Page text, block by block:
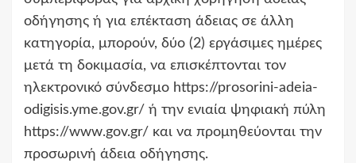
οδήγησης ή για επέκταση άδειας σε άλλη
κατηγορία, μπορούν, δύο (2) εργάσιμες ημέρες
μετά τη δοκιμασία, να επισκέπτονται τον
ηλεκτρονικό σύνδεσμο https://prosorini-adeia-
odigisis.yme.gov.gr/ ή την ενιαία ψηφιακή πύλη
https://www.gov.gr/ και να προμηθεύονται την
προσωρινή άδεια οδήγησης.